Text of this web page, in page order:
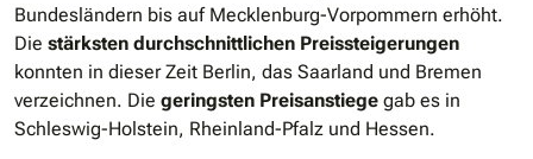
Bundesländern bis auf Mecklenburg-Vorpommern erhöht.
Die stärksten durchschnittlichen Preissteigerungen
konnten in dieser Zeit Berlin, das Saarland und Bremen
verzeichnen. Die geringsten Preisanstiege gab es in
Schleswig-Holstein, Rheinland-Pfalz und Hessen.